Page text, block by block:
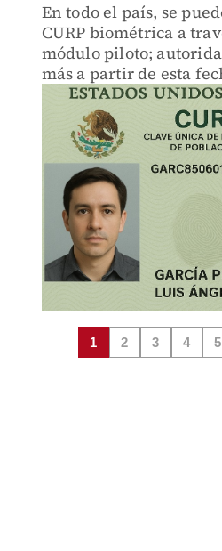
En todo el país, se
CURP biométrica a
módulo piloto;
más a partir de esta
1 2 3 4 5